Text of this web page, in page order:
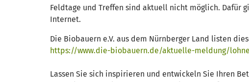
Feldtage und Treffen sind aktuell nicht möglich. Dafür
Internet.
Die Biobauern e.V. aus dem Nürnberger Land listen
https://www.die-biobauern.de/aktuelle-meldung/
Lassen Sie sich inspirieren und entwickeln Sie Ihren